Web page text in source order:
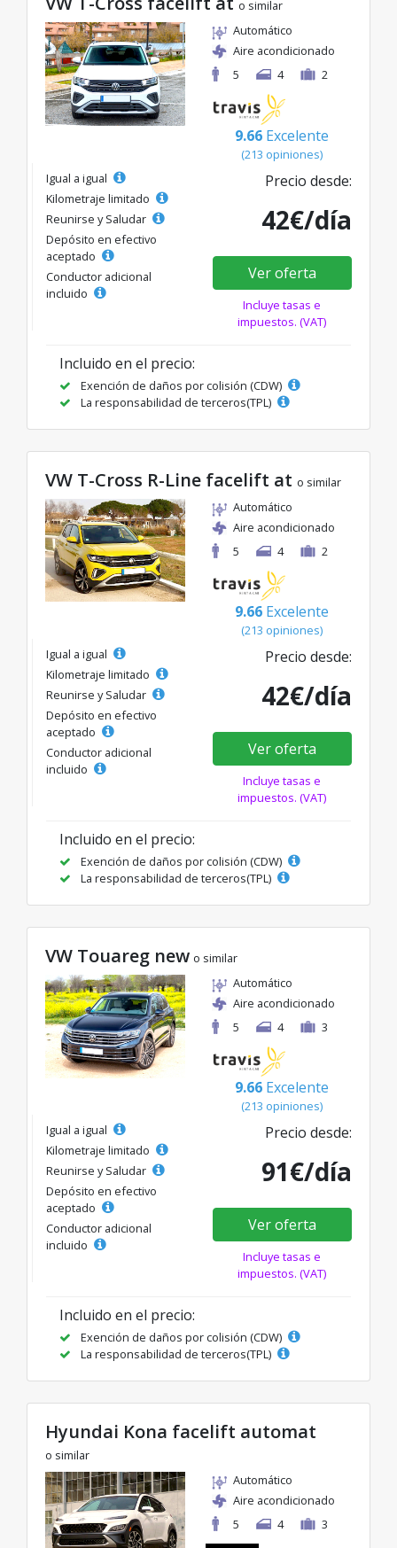
o similar
Automático
Aire acondicionado
5
4 2
9.66 Excelente
(213 opiniones)
Igual a igual
Kilometraje limitado
Reunirse y Saludar
Depósito en efectivo
aceptado
Conductor adicional
incluido
Precio desde:
42€/día
Ver oferta
Incluye tasas e
impuestos. (VAT)
Incluido en el precio:
Exención de daños por colisión (CDW)
La responsabilidad de terceros(TPL)
VW T-Cross R-Line facelift at o similar
Automático
Aire acondicionado
5
4 2
9.66 Excelente
(213 opiniones)
Igual a igual
Kilometraje limitado
Reunirse y Saludar
Depósito en efectivo
aceptado
Conductor adicional
incluido
Precio desde:
42€/día
Ver oferta
Incluye tasas e
impuestos. (VAT)
Incluido en el precio:
Exención de daños por colisión (CDW)
La responsabilidad de terceros(TPL)
VW Touareg new o similar
Automático
Aire acondicionado
5
4 3
9.66 Excelente
(213 opiniones)
Igual a igual
Kilometraje limitado
Reunirse y Saludar
Depósito en efectivo
aceptado
Conductor adicional
incluido
Precio desde:
91€/día
Ver oferta
Incluye tasas e
impuestos. (VAT)
Incluido en el precio:
Exención de daños por colisión (CDW)
La responsabilidad de terceros(TPL)
Hyundai Kona facelift automat
o similar
Automático
Aire acondicionado
5
4 3